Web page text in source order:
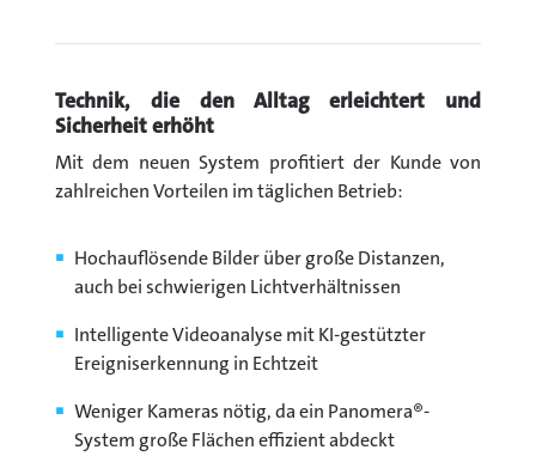
Technik, die den Alltag erleichtert und
Sicherheit erhöht
Mit dem neuen System profitiert der Kunde von
zahlreichen Vorteilen im täglichen Betrieb:
Hochauflösende Bilder über große Distanzen,
auch bei schwierigen Lichtverhältnissen
Intelligente Videoanalyse mit KI-gestützter
Ereigniserkennung in Echtzeit
Weniger Kameras nötig, da ein Panomera®-
System große Flächen effizient abdeckt